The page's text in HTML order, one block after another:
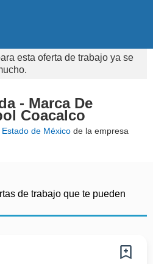
esta oferta de trabajo ya se
- Marca De
Coacalco
Estado de México de la empresa
de trabajo que te pueden